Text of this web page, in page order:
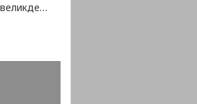
На 28 март решават ще има ли великденски добавки за пенсионерите